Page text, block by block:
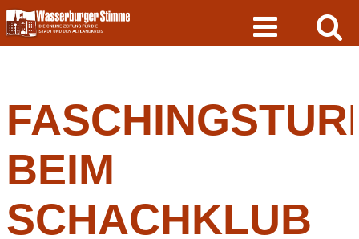
Skip
to
content
BEIM
SCHACHKLUB